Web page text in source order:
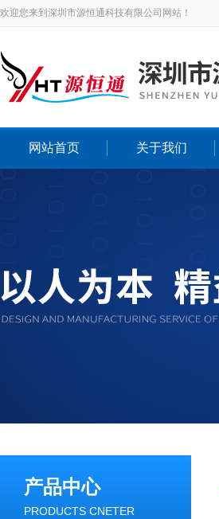
欢迎您来到深圳市源恒通科技有限公司网站！
网站首页 关于我们
产品中心
PRODUCTS CNETER